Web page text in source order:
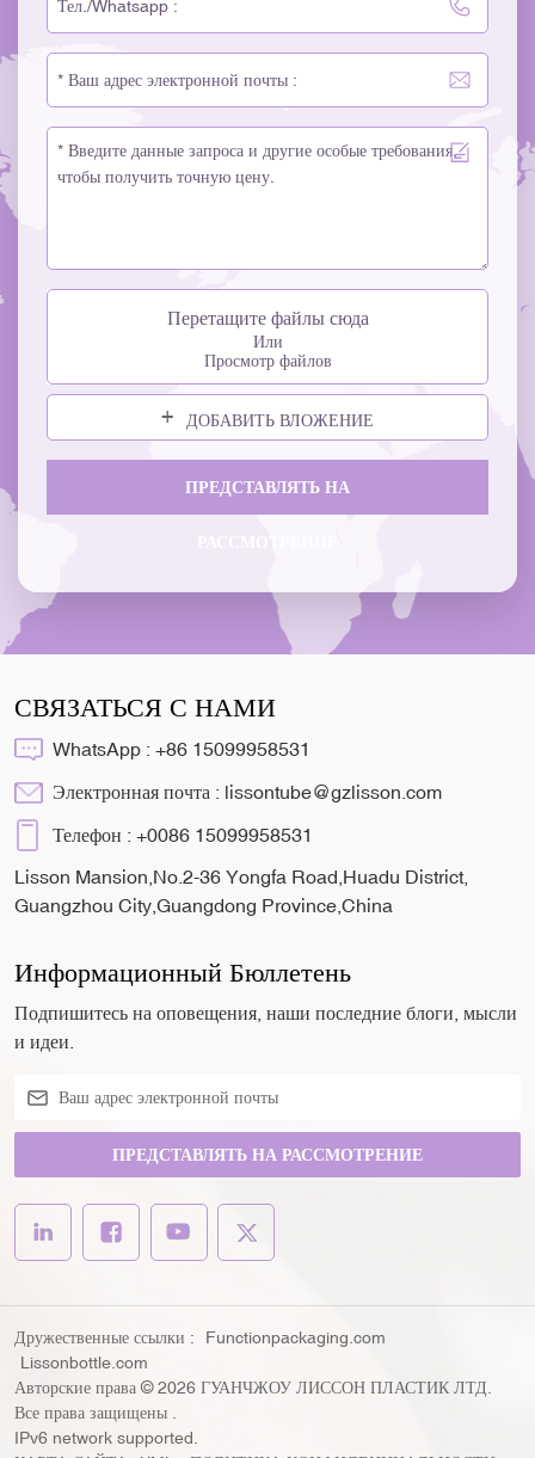
Перетащите файлы сюда
Или
Просмотр файлов
ДОБАВИТЬ ВЛОЖЕНИЕ
ПРЕДСТАВЛЯТЬ НА
СВЯЗАТЬСЯ С НАМИ
WhatsApp : +86 15099958531
Электронная почта : lissontube@gzlisson.com
Телефон : +0086 15099958531
Lisson Mansion,No.2-36 Yongfa Road,Huadu District,
Guangzhou City,Guangdong Province,China
Информационный Бюллетень
Подпишитесь на оповещения, наши последние блоги, мысли
и идеи.
ПРЕДСТАВЛЯТЬ НА РАССМОТРЕНИЕ
Дружественные ссылки :
Functionpackaging.com
Lissonbottle.com
Авторские права © 2026 ГУАНЧЖОУ ЛИССОН ПЛАСТИК ЛТД.
Все права защищены .
IPv6 network supported.